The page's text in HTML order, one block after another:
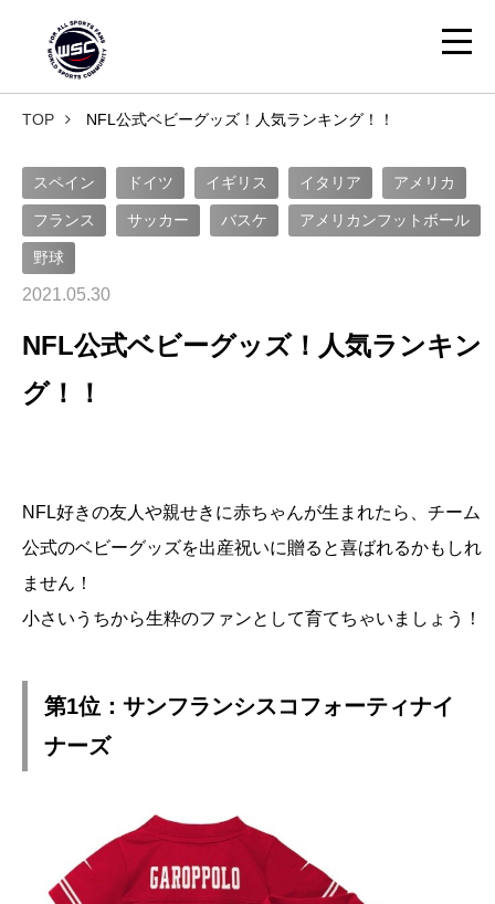
TOP NFL公式ベビーグッズ！人気ランキング！！
スペイン ドイツ イギリス イタリア アメリカ
フランス サッカー バスケ アメリカンフットボール
野球
2021.05.30
NFL公式ベビーグッズ！人気ランキン
グ！！
NFL好きの友人や親せきに赤ちゃんが生まれたら、チーム
公式のベビーグッズを出産祝いに贈ると喜ばれるかもしれ
ません！
小さいうちから生粋のファンとして育てちゃいましょう！
第1位：サンフランシスコフォーティナイ
ナーズ